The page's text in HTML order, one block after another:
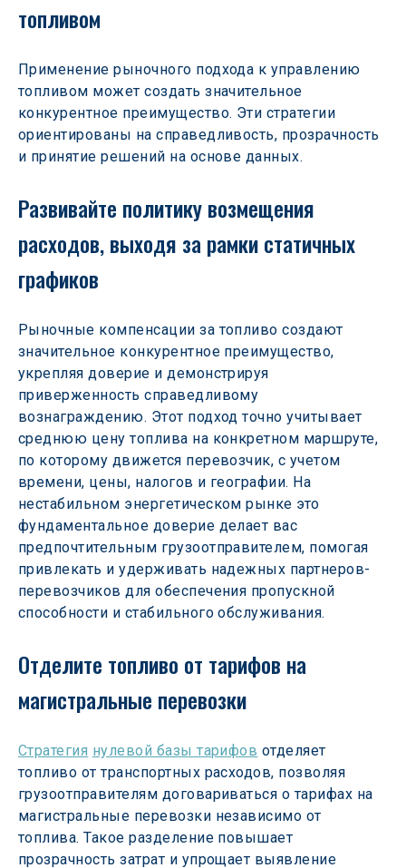
топливом
Применение рыночного подхода к управлению
топливом может создать значительное
конкурентное преимущество. Эти стратегии
ориентированы на справедливость, прозрачность
и принятие решений на основе данных.
Развивайте политику возмещения
расходов, выходя за рамки статичных
графиков
Рыночные компенсации за топливо создают
значительное конкурентное преимущество,
укрепляя доверие и демонстрируя
приверженность справедливому
вознаграждению. Этот подход точно учитывает
среднюю цену топлива на конкретном маршруте,
по которому движется перевозчик, с учетом
времени, цены, налогов и географии. На
нестабильном энергетическом рынке это
фундаментальное доверие делает вас
предпочтительным грузоотправителем, помогая
привлекать и удерживать надежных партнеров-
перевозчиков для обеспечения пропускной
способности и стабильного обслуживания.
Отделите топливо от тарифов на
магистральные перевозки
Стратегия нулевой базы тарифов отделяет
топливо от транспортных расходов, позволяя
грузоотправителям договариваться о тарифах на
магистральные перевозки независимо от
топлива. Такое разделение повышает
прозрачность затрат и упрощает выявление